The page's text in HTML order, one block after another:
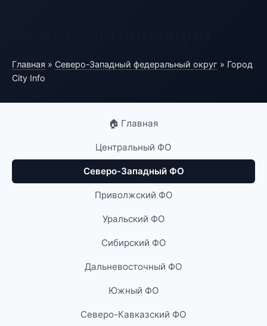
Главная » Северо-Западный федеральный округ » Город
City Info
🏠 Главная
Центральный ФО
Северо-Западный ФО
Приволжский ФО
Уральский ФО
Сибирский ФО
Дальневосточный ФО
Южный ФО
Северо-Кавказский ФО